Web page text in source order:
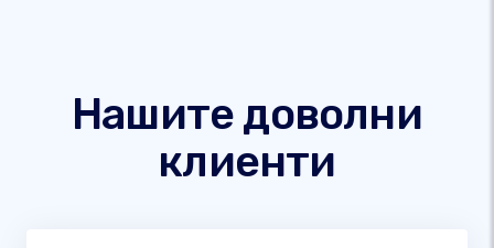
Нашите доволни
клиенти